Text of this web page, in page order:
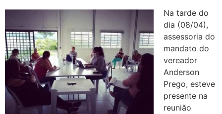
Na tarde do
dia (08/04),
assessoria do
mandato do
vereador
Anderson
Prego, esteve
presente na
reunião